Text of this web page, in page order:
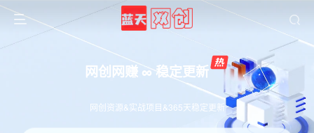
网创网赚 ∞ 稳定更新
网创资源&实战项目&365天稳定更新